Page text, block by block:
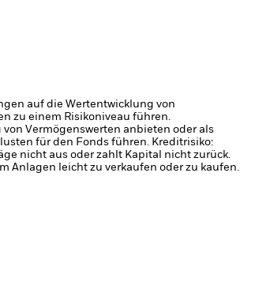
auf die Wertentwicklung von
zu einem Risikoniveau führen.
Vermögenswerten anbieten oder als
für den Fonds führen. Kreditrisiko:
nicht aus oder zahlt Kapital nicht zurück.
Anlagen leicht zu verkaufen oder zu kaufen.